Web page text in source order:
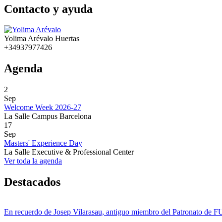
Contacto y ayuda
Yolima Arévalo Huertas
+34937977426
Agenda
2
Sep
Welcome Week 2026-27
La Salle Campus Barcelona
17
Sep
Masters' Experience Day
La Salle Executive & Professional Center
Ver toda la agenda
Destacados
En recuerdo de Josep Vilarasau, antiguo miembro del Patronato de